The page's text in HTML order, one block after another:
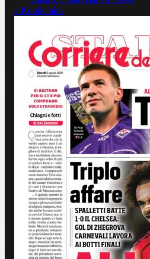
a Koulierakis